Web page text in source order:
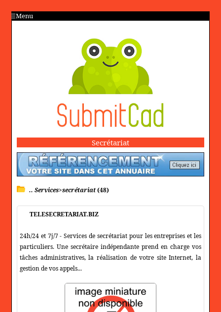
Menu
Secrétariat
.. Services>secrétariat(48)
TELESECRETARIAT.BIZ
24h/24 et 7j/7 - Services de secrétariat pour les entreprises et les
particuliers. Une secrétaire indépendante prend en charge vos
tâches administratives, la réalisation de votre site Internet, la
gestion de vos appels...